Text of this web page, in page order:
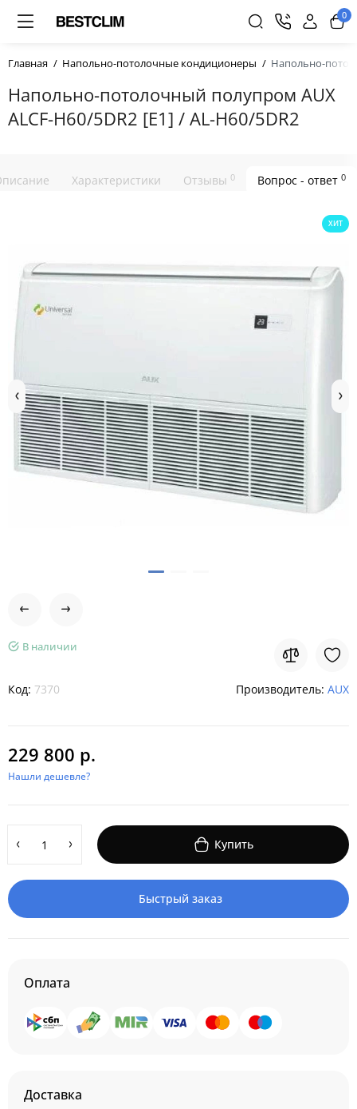
0
Главная Напольно-потолочные кондиционеры Напольно-
Напольно-потолочный полупром AUX
ALCF-H60/5DR2 [E1] / AL-H60/5DR2
Характеристики Отзывы 0 Вопрос - ответ 0
ХИТ
В наличии
Код: 7370 Производитель: AUX
229 800 р.
Нашли дешевле?
Купить
Быстрый заказ
Оплата
Доставка